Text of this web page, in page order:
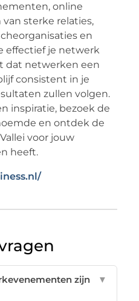
online
sterke relaties,
en
effectief je netwerk
dat netwerken een
consistent in je
zullen volgen.
inspiratie, bezoek de
en ontdek de
voor jouw
heeft.
zijn
▼